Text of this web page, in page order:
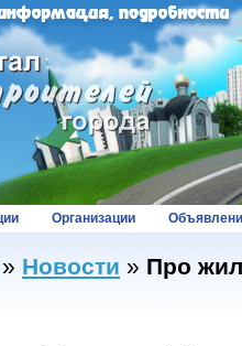
Организации
» Новости » Про